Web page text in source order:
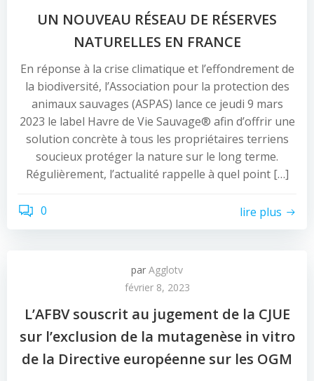
UN NOUVEAU RÉSEAU DE RÉSERVES
NATURELLES EN FRANCE
En réponse à la crise climatique et l’effondrement de
la biodiversité, l’Association pour la protection des
animaux sauvages (ASPAS) lance ce jeudi 9 mars
2023 le label Havre de Vie Sauvage® afin d’offrir une
solution concrète à tous les propriétaires terriens
soucieux protéger la nature sur le long terme.
Régulièrement, l’actualité rappelle à quel point […]
0 lire plus
par Agglotv
février 8, 2023
L’AFBV souscrit au jugement de la CJUE
sur l’exclusion de la mutagenèse in vitro
de la Directive européenne sur les OGM